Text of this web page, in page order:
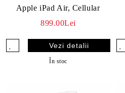
Apple iPad Air, Cellular
899.00Lei
Vezi detalii
În stoc